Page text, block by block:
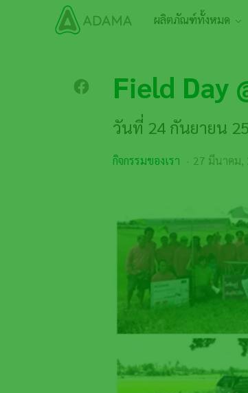
Main navigation
ผลิตภัณฑ์ทั้งหมด
Field Day
วันที่ 24 กันยายน
กิจกรรมของเรา 27 มีนาคม,